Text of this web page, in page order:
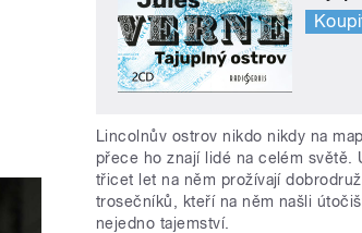
Lincolnův ostrov nikdo nikdy na
přece ho znají lidé na celém světě.
třicet let na něm prožívají
trosečníků, kteří na něm našli
nejedno tajemství.